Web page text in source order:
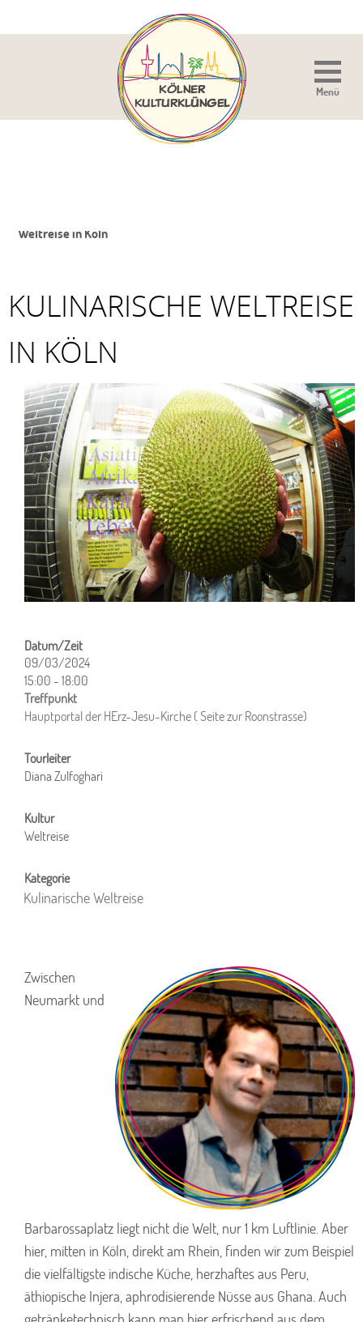
Weltreise in Köln
KULINARISCHE WELTREISE
IN KÖLN
09/03/2024
15:00 - 18:00
ICS herunterladen
Hauptportal der HErz-Jesu-Kirche ( Seite zur Roonstrasse)
Diana Zulfoghari
Weltreise
Kulinarische Weltreise
Zwischen
Neumarkt und
Barbarossaplatz liegt nicht die Welt, nur 1 km Luftlinie. Aber
hier, mitten in Köln, direkt am Rhein, finden wir zum Beispiel
die vielfältigste indische Küche, herzhaftes aus Peru,
äthiopische Injera, aphrodisierende Nüsse aus Ghana. Auch
Menü